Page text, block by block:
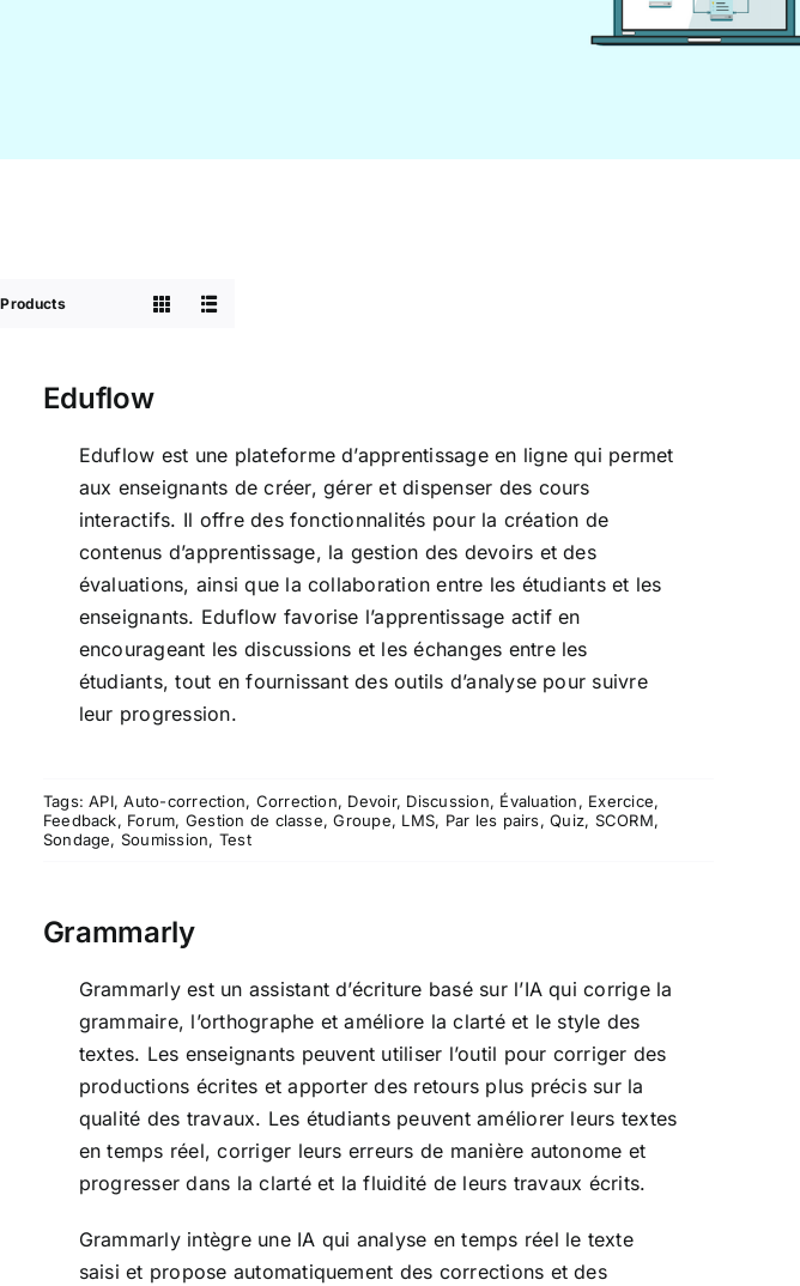
Eduflow
Eduflow est une plateforme d’apprentissage en ligne qui permet
aux enseignants de créer, gérer et dispenser des cours
interactifs. Il offre des fonctionnalités pour la création de
contenus d’apprentissage, la gestion des devoirs et des
évaluations, ainsi que la collaboration entre les étudiants et les
enseignants. Eduflow favorise l’apprentissage actif en
encourageant les discussions et les échanges entre les
étudiants, tout en fournissant des outils d’analyse pour suivre
leur progression.
Tags:API,Auto-correction, Correction, Devoir, Discussion, Évaluation, Exercice,
Feedback, Forum, Gestion de classe,Groupe, LMS, Par les pairs,Quiz, SCORM,
Sondage, Soumission, Test
Grammarly
Grammarly est un assistant d’écriture basé sur l’IA qui corrige la
grammaire, l’orthographe et améliore la clarté et le style des
textes. Les enseignants peuvent utiliser l’outil pour corriger des
productions écrites et apporter des retours plus précis sur la
qualité des travaux. Les étudiants peuvent améliorer leurs textes
en temps réel, corriger leurs erreurs de manière autonome et
progresser dans la clarté et la fluidité de leurs travaux écrits.
Grammarly intègre une IA qui analyse en temps réel le texte
saisi et propose automatiquement des corrections et des